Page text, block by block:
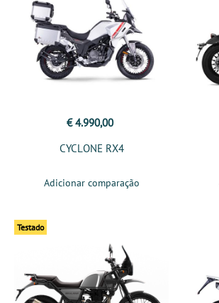
€ 4.990,00
CYCLONE RX4
Adicionar comparação
Testado